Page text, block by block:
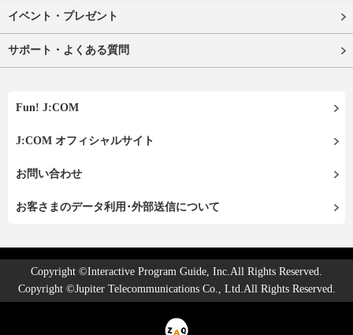
イベント・プレゼント
サポート・よくある質問
Fun! J:COM
J:COM オフィシャルサイト
お問い合わせ
お客さまのデータ利用･外部送信について
Copyright ©Interactive Program Guide, Inc.All Rights Reserved.
Copyright ©Jupiter Telecommunications Co., Ltd.All Rights Reserved.